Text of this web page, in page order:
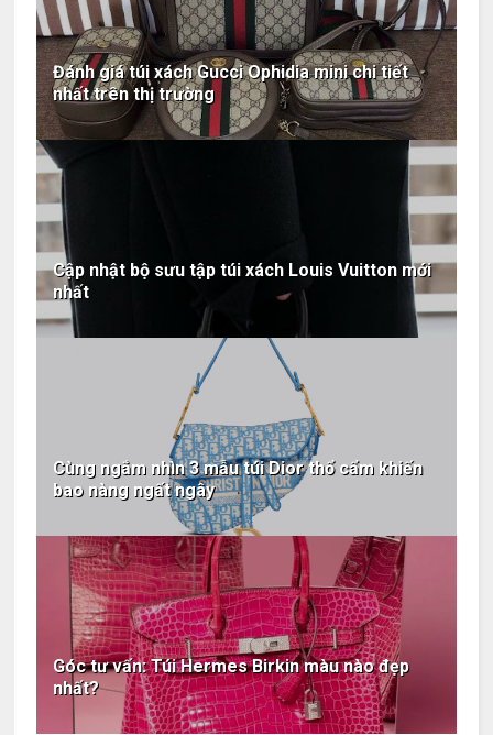
Đánh giá túi xách Gucci Ophidia mini chi tiết
nhất trên thị trường
Cập nhật bộ sưu tập túi xách Louis Vuitton mới
nhất
Cùng ngắm nhìn 3 mẫu túi Dior thổ cẩm khiến
bao nàng ngất ngây
Góc tư vấn: Túi Hermes Birkin màu nào đẹp
nhất?